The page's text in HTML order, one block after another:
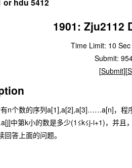
1901: Zju2112
Time Limit: 10 Sec
Submit:
[Submit][
n个数的序列a[1],a[2],a[3]……a[n]，程
中第k小的数是多少(1≤k≤j-i+1)，并且
回答上面的问题。